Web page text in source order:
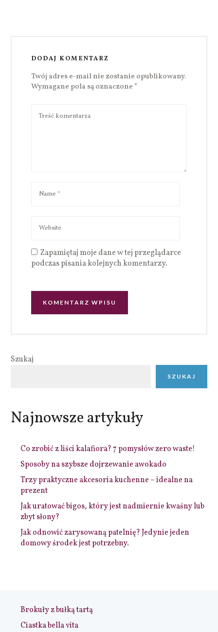
DODAJ KOMENTARZ
Twój adres e-mail nie zostanie opublikowany.
Wymagane pola są oznaczone *
Zapamiętaj moje dane w tej przeglądarce
podczas pisania kolejnych komentarzy.
Szukaj
SZUKAJ
Najnowsze artykuły
Co zrobić z liści kalafiora? 7 pomysłów zero waste!
Sposoby na szybsze dojrzewanie awokado
Trzy praktyczne akcesoria kuchenne – idealne na
prezent
Jak uratować bigos, który jest nadmiernie kwaśny lub
zbyt słony?
Jak odnowić zarysowaną patelnię? Jedynie jeden
domowy środek jest potrzebny.
Brokuły z bułką tartą
Ciastka bella vita